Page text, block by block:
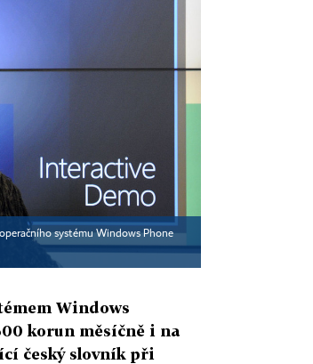
systému Windows Phone
Windows
korun měsíčně i na
český slovník při